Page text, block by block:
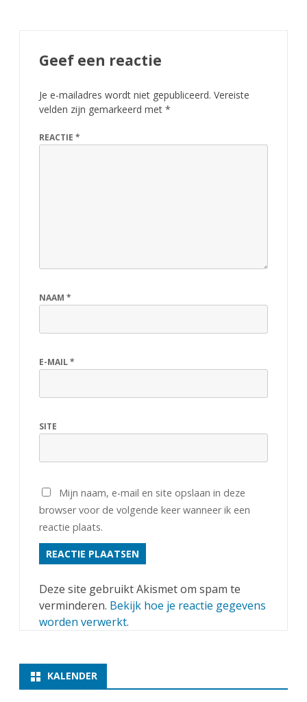
Geef een reactie
Je e-mailadres wordt niet gepubliceerd. Vereiste
velden zijn gemarkeerd met *
REACTIE *
NAAM *
E-MAIL*
SITE
Mijn naam, e-mail en site opslaan in deze
browser voor de volgende keer wanneer ik een
reactie plaats.
Deze site gebruikt Akismet om spam te
verminderen. Bekijk hoe je reactie gegevens
worden verwerkt.
KALENDER